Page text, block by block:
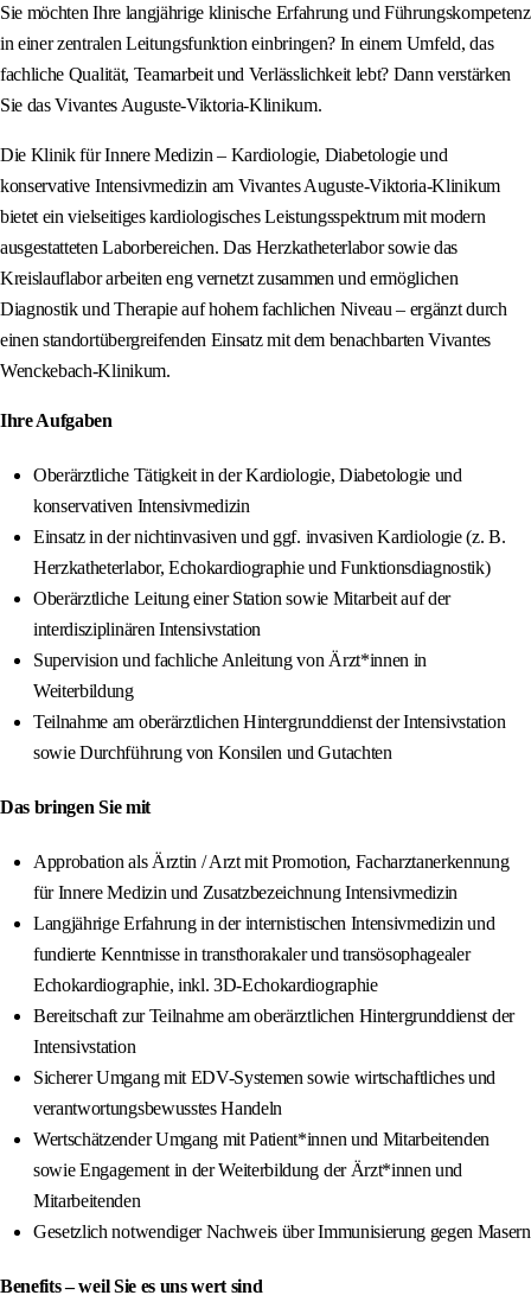
Sie möchten Ihre langjährige klinische Erfahrung und Führungskompetenz
in einer zentralen Leitungsfunktion einbringen? In einem Umfeld, das
fachliche Qualität, Teamarbeit und Verlässlichkeit lebt? Dann verstärken
Sie das Vivantes Auguste-Viktoria-Klinikum.
Die Klinik für Innere Medizin – Kardiologie, Diabetologie und
konservative Intensivmedizin am Vivantes Auguste-Viktoria-Klinikum
bietet ein vielseitiges kardiologisches Leistungsspektrum mit modern
ausgestatteten Laborbereichen. Das Herzkatheterlabor sowie das
Kreislauflabor arbeiten eng vernetzt zusammen und ermöglichen
Diagnostik und Therapie auf hohem fachlichen Niveau – ergänzt durch
einen standortübergreifenden Einsatz mit dem benachbarten Vivantes
Wenckebach-Klinikum.
Ihre Aufgaben
Oberärztliche Tätigkeit in der Kardiologie, Diabetologie und
konservativen Intensivmedizin
Einsatz in der nichtinvasiven und ggf. invasiven Kardiologie (z. B.
Herzkatheterlabor, Echokardiographie und Funktionsdiagnostik)
Oberärztliche Leitung einer Station sowie Mitarbeit auf der
interdisziplinären Intensivstation
Supervision und fachliche Anleitung von Ärzt*innen in
Weiterbildung
Teilnahme am oberärztlichen Hintergrunddienst der Intensivstation
sowie Durchführung von Konsilen und Gutachten
Das bringen Sie mit
Approbation als Ärztin / Arzt mit Promotion, Facharztanerkennung
für Innere Medizin und Zusatzbezeichnung Intensivmedizin
Langjährige Erfahrung in der internistischen Intensivmedizin und
fundierte Kenntnisse in transthorakaler und transösophagealer
Echokardiographie, inkl. 3D‑Echokardiographie
Bereitschaft zur Teilnahme am oberärztlichen Hintergrunddienst der
Intensivstation
Sicherer Umgang mit EDV-Systemen sowie wirtschaftliches und
verantwortungsbewusstes Handeln
Wertschätzender Umgang mit Patient*innen und Mitarbeitenden
sowie Engagement in der Weiterbildung der Ärzt*innen und
Mitarbeitenden
Gesetzlich notwendiger Nachweis über Immunisierung gegen Masern
Benefits – weil Sie es uns wert sind